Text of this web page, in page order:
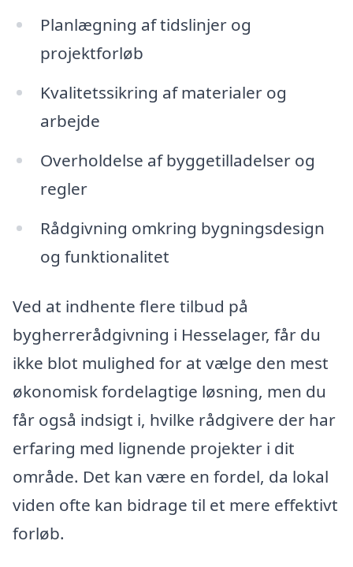
Planlægning af tidslinjer og
projektforløb
Kvalitetssikring af materialer og
arbejde
Overholdelse af byggetilladelser og
regler
Rådgivning omkring bygningsdesign
og funktionalitet
Ved at indhente flere tilbud på
bygherrerådgivning i Hesselager, får du
ikke blot mulighed for at vælge den mest
økonomisk fordelagtige løsning, men du
får også indsigt i, hvilke rådgivere der har
erfaring med lignende projekter i dit
område. Det kan være en fordel, da lokal
viden ofte kan bidrage til et mere effektivt
forløb.